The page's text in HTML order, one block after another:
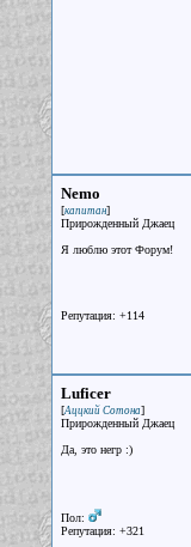
Nemo
[капитан]
Прирожденный Джаец
Я люблю этот Форум!
Репутация: +114
Luficer
[Аццкий Сотона]
Прирожденный Джаец
Да, это негр :)
Пол:
Репутация: +321